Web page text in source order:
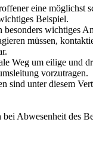
eine möglichst
Beispiel.
besonders wichtiges
müssen,
Weg um eilige und
vorzutragen.
sind unter diesem
Abwesenheit des